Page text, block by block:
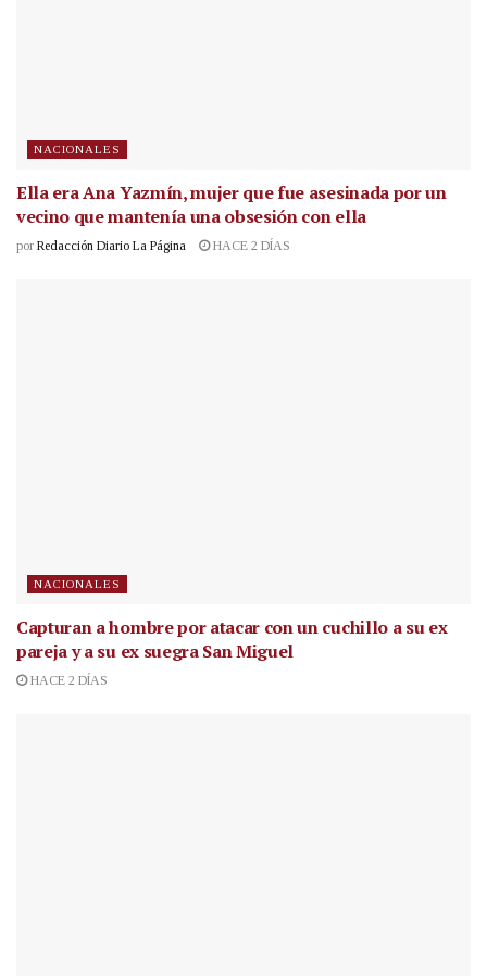
NACIONALES
Ella era Ana Yazmín, mujer que fue asesinada por un
vecino que mantenía una obsesión con ella
por Redacción Diario La Página HACE 2 DÍAS
NACIONALES
Capturan a hombre por atacar con un cuchillo a su ex
pareja y a su ex suegra San Miguel
HACE 2 DÍAS